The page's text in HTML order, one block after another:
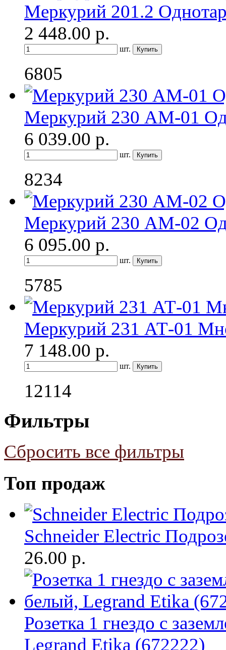
Меркурий 201.2
2 448.00 р.
шт.
6805
Меркурий 230 АМ-01
6 039.00 р.
шт.
8234
Меркурий 230 АМ-02
6 095.00 р.
шт.
5785
Меркурий 231 АТ-01
7 148.00 р.
шт.
12114
Фильтры
Сбросить все фильтры
Топ продаж
Schneider Electric
26.00 р.
Розетка 1 гнездо с
Legrand Etika (672222)